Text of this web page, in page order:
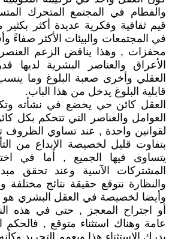
والفطام في المجتمع المتحرك
قيم ثقافية وفكرية عديدة أكثر
في المجتمعات والبيئات الأكثر صفاءً
محفزات , وهذا يناقض الزعم
الأعراق والعناصر البشرية لديها
العقلي وأخرى صعبة البلوغ وما
قابلية البلوغ يدخل من هذا الباب.
العقل كائن حي يخضع في نشأته
العوامل والعناصر التي تتحكم بكل
لقوانين واحدة , عند تساوي الظروف
بتفاوت قليل لخصيصة الإبداع من
يتساوى فيها الجميع , أما في
المشتركات الآسية وعند تحقق مبدأ
والنظارة نتوقع حقيقة نتائج مختلفة
وأيضا لخصيصة في العقل البشري هو
أو اجتراح المعجز , حتى في هذه
عامة وهناك استثناء متوقع , فالحكم